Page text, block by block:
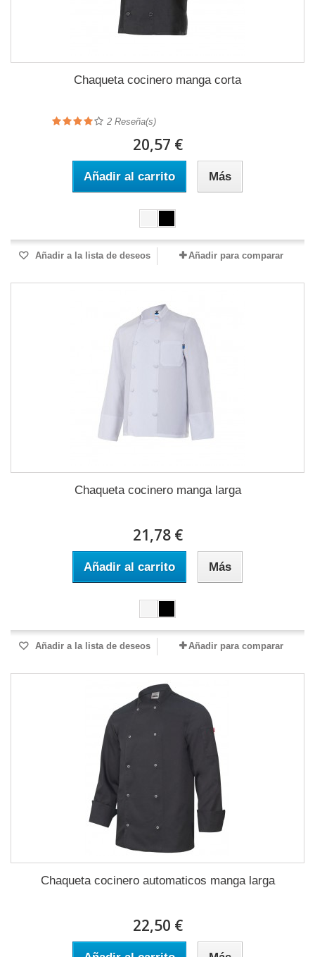
Chaqueta cocinero manga corta
2 Reseña(s)
20,57 €
Añadir al carrito Más
Añadir a la lista de deseos Añadir para comparar
Chaqueta cocinero manga larga
21,78 €
Añadir al carrito Más
Añadir a la lista de deseos Añadir para comparar
Chaqueta cocinero automaticos manga larga
22,50 €